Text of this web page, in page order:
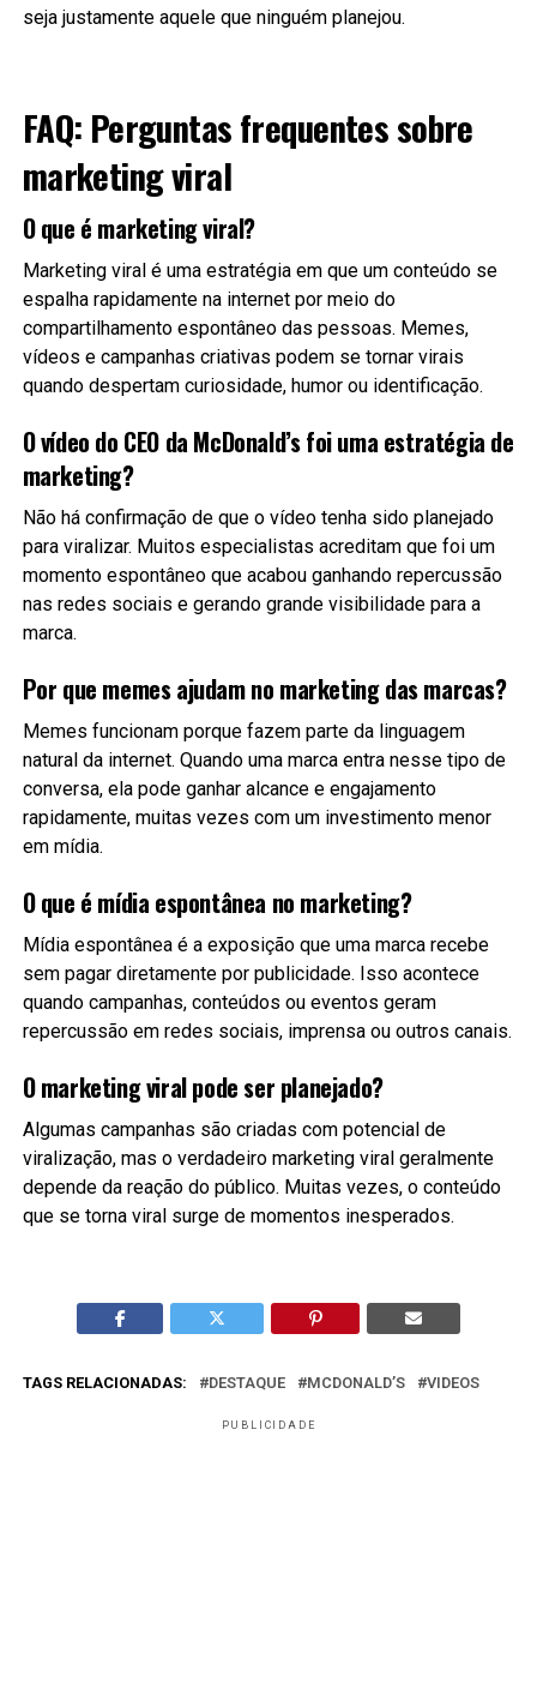
seja justamente aquele que ninguém planejou.
FAQ: Perguntas frequentes sobre
marketing viral
O que é marketing viral?
Marketing viral é uma estratégia em que um conteúdo se
espalha rapidamente na internet por meio do
compartilhamento espontâneo das pessoas. Memes,
vídeos e campanhas criativas podem se tornar virais
quando despertam curiosidade, humor ou identificação.
O vídeo do CEO da McDonald’s foi uma estratégia de
marketing?
Não há confirmação de que o vídeo tenha sido planejado
para viralizar. Muitos especialistas acreditam que foi um
momento espontâneo que acabou ganhando repercussão
nas redes sociais e gerando grande visibilidade para a
marca.
Por que memes ajudam no marketing das marcas?
Memes funcionam porque fazem parte da linguagem
natural da internet. Quando uma marca entra nesse tipo de
conversa, ela pode ganhar alcance e engajamento
rapidamente, muitas vezes com um investimento menor
em mídia.
O que é mídia espontânea no marketing?
Mídia espontânea é a exposição que uma marca recebe
sem pagar diretamente por publicidade. Isso acontece
quando campanhas, conteúdos ou eventos geram
repercussão em redes sociais, imprensa ou outros canais.
O marketing viral pode ser planejado?
Algumas campanhas são criadas com potencial de
viralização, mas o verdadeiro marketing viral geralmente
depende da reação do público. Muitas vezes, o conteúdo
que se torna viral surge de momentos inesperados.
TAGS RELACIONADAS: DESTAQUE MCDONALD’S VIDEOS
PUBLICIDADE